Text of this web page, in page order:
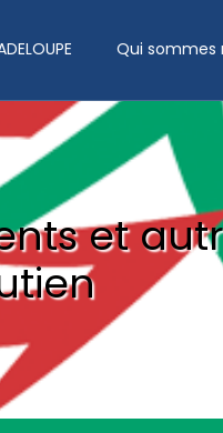
Qui sommes
et